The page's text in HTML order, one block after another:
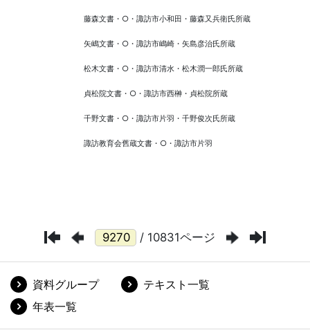
/ 10831ページ
資料グループ
テキスト一覧
年表一覧